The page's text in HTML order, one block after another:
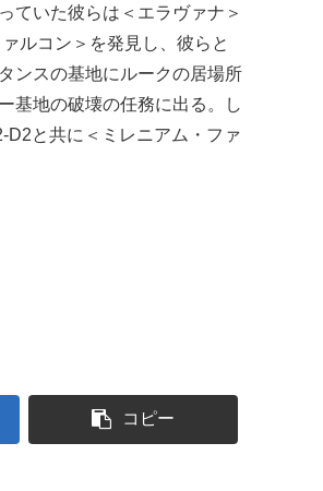
ていた彼らは＜エラヴァナ＞
ルコン＞を発見し、彼らと
ンスの基地にルークの居場所
基地の破壊の任務に出る。し
と共に＜ミレニアム・ファ
コピー